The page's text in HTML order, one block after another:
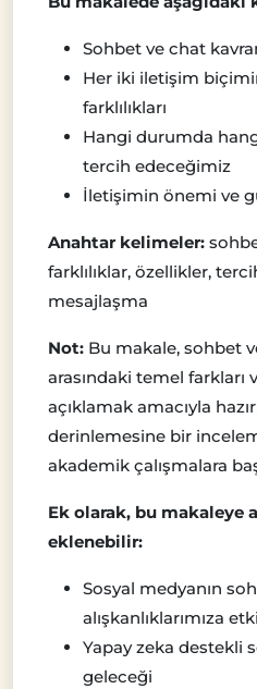
Sohbet ve chat
Her iki iletişim
farklılıkları
Hangi durumda
tercih edeceğimiz
İletişimin önemi ve
Anahtar kelimeler:
farklılıklar, özellikler,
mesajlaşma
Not: Bu makale, sohbet
arasındaki temel farkları
açıklamak amacıyla
derinlemesine bir
akademik çalışmalara
Ek olarak, bu makaleye
eklenebilir:
Sosyal medyanın
alışkanlıklarımıza
Yapay zeka destekli
geleceği